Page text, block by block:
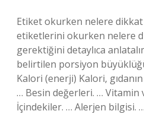
Etiket okurken nelere dikkat
etiketlerini okurken nelere
gerektiğini detaylıca
belirtilen porsiyon
Kalori (enerji) Kalori,
… Besin değerleri. … Vitamin
İçindekiler. … Alerjen bilgisi.